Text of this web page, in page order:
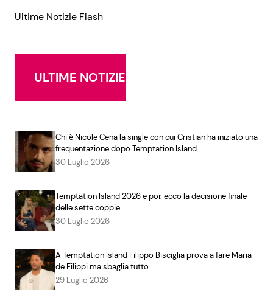
Ultime Notizie Flash
ULTIME NOTIZIE
Chi è Nicole Cena la single con cui Cristian ha iniziato una
frequentazione dopo Temptation Island
30 Luglio 2026
Temptation Island 2026 e poi: ecco la decisione finale
delle sette coppie
30 Luglio 2026
A Temptation Island Filippo Bisciglia prova a fare Maria
de Filippi ma sbaglia tutto
29 Luglio 2026